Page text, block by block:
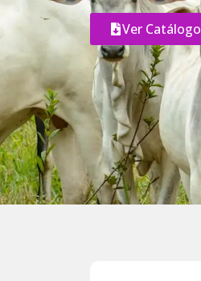
Ver Catálogo